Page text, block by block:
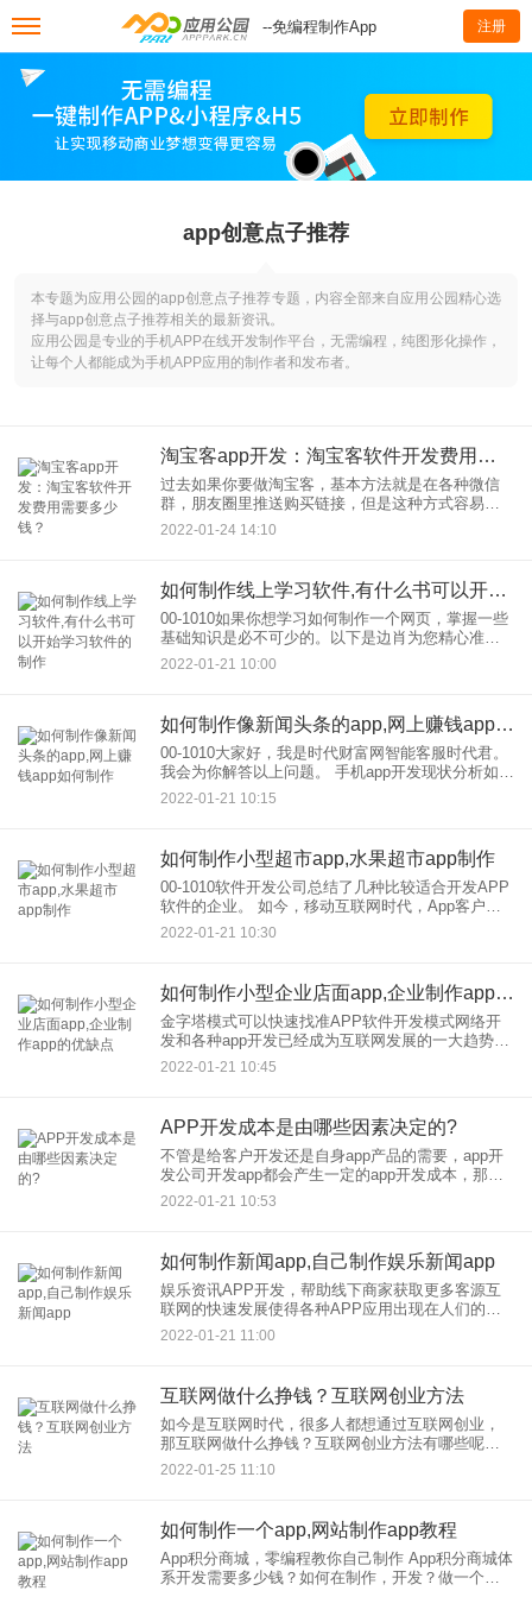
--免编程制作App 注册
app创意点子推荐
本专题为应用公园的app创意点子推荐专题，内容全部来自应用公园精心选
择与app创意点子推荐相关的最新资讯。
应用公园是专业的手机APP在线开发制作平台，无需编程，纯图形化操作，
让每个人都能成为手机APP应用的制作者和发布者。
淘宝客app开发：淘宝客软件开发费用需要多少钱？
过去如果你要做淘宝客，基本方法就是在各种微信
群，朋友圈里推送购买链接，但是这种方式容易被
封，而且客户对于一串串链接也比较反感，用户体
验特别不好。而现在开发淘宝客软件成为主流的推
2022-01-24 14:10
如何制作线上学习软件,有什么书可以开始学习软件的制作
00-1010如果你想学习如何制作一个网页，掌握一些
基础知识是必不可少的。以下是边肖为您精心准备
的制作，网站的基本知识。希望对你有帮助！这是
2022-01-21 10:00
如何制作像新闻头条的app,网上赚钱app如何制作
00-1010大家好，我是时代财富网智能客服时代君。
我会为你解答以上问题。 手机app开发现状分析如
下： 1.用户转移到移动终端 权威数据显示，超过
70%的用户习惯于通过移动终端获取
2022-01-21 10:15
如何制作小型超市app,水果超市app制作
00-1010软件开发公司总结了几种比较适合开发APP
软件的企业。 如今，移动互联网时代，App客户端
风起云涌，App已经比较全面涉足各个行业。App的
开发虽然可以推广企业文化，提升企业，的形象，
2022-01-21 10:30
如何制作小型企业店面app,企业制作app的优缺点
金字塔模式可以快速找准APP软件开发模式网络开
发和各种app开发已经成为互联网发展的一大趋势。
如果我们想要开发APP软件，我们需要知道APP开
发有哪些模式。 那么这三种APP开发模式到底是什
2022-01-21 10:45
APP开发成本是由哪些因素决定的?
不管是给客户开发还是自身app产品的需要，app开
发公司开发app都会产生一定的app开发成本，那么
APP开发成本是由哪些因素决定的呢？ 采用常规的
app开
2022-01-21 10:53
如何制作新闻app,自己制作娱乐新闻app
娱乐资讯APP开发，帮助线下商家获取更多客源互
联网的快速发展使得各种APP应用出现在人们的生
活中，人们在闲暇之余经常会通过各种娱乐活动放
松心情。为了给用户提供便利，娱乐资讯APP开发
2022-01-21 11:00
互联网做什么挣钱？互联网创业方法
如今是互联网时代，很多人都想通过互联网创业，
那互联网做什么挣钱？互联网创业方法有哪些呢？
今天应用公园小编汇总了四种互联网挣钱方法，希
望对你们有帮助。
2022-01-25 11:10
如何制作一个app,网站制作app教程
App积分商城，零编程教你自己制作 App积分商城体
系开发需要多少钱？如何在制作，开发？做一个积